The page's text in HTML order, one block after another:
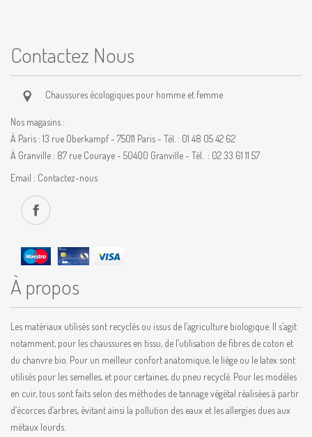
Contactez Nous
Chaussures écologiques pour homme et femme
Nos magasins :
À Paris : 13 rue Oberkampf - 75011 Paris - Tél. : 01 48 05 42 62
À Granville : 87 rue Couraye - 50400 Granville - Tél. : 02 33 61 11 57
Email : Contactez-nous
À propos
Les matériaux utilisés sont recyclés ou issus de l’agriculture biologique. Il s’agit
notamment, pour les chaussures en tissu, de l’utilisation de fibres de coton et
du chanvre bio. Pour un meilleur confort anatomique, le liège ou le latex sont
utilisés pour les semelles, et pour certaines, du pneu recyclé. Pour les modèles
en cuir, tous sont faits selon des méthodes de tannage végétal réalisées à partir
d’écorces d’arbres, évitant ainsi la pollution des eaux et les allergies dues aux
métaux lourds.